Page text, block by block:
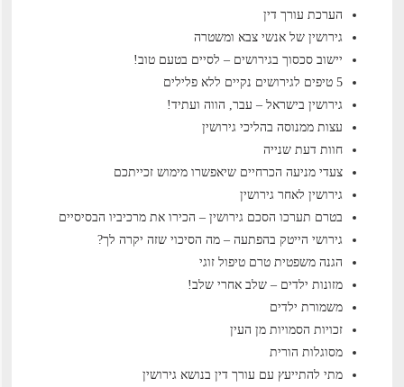
הערכת עורך דין
גירושין של אנשי צבא ומשטרה
יישוב סכסוך בגירושים – לסיים בטעם טוב!
5 טיפים לגירושים נקיים ללא פלילים
גירושין בישראל – עבר, הווה ועתיד!
עצות ממנוסה בהליכי גירושין
חוות דעת שנייה
צעדי מניעה הכרחיים שיאפשרו מימוש זכייתכם
גירושין לאחר גירושין
בטרם תערכו הסכם גירושין – הכירו את מרכיביו הבסיסיים
גירושי הייטק בהפתעה – מה הסיכוי שזה יקרה לך?
הגנה משפטית טרם טיפול זוגי
מזונות ילדים – שלב אחרי שלב!
משמורת ילדים
זכויות הסמויות מן העין
מסוגלות הורית
מתי להתייעץ עם עורך דין בנושא גירושין